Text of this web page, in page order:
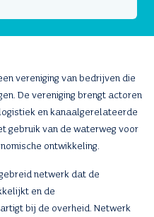
vereniging van bedrijven die
De vereniging brengt actoren
en kanaalgerelateerde
gebruik van de waterweg voor
ontwikkeling.
netwerk dat de
en de
bij de overheid. Netwerk